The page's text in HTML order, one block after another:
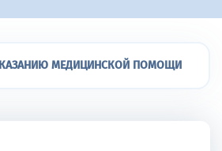
МЕДИЦИНСКОЙ ПОМОЩИ